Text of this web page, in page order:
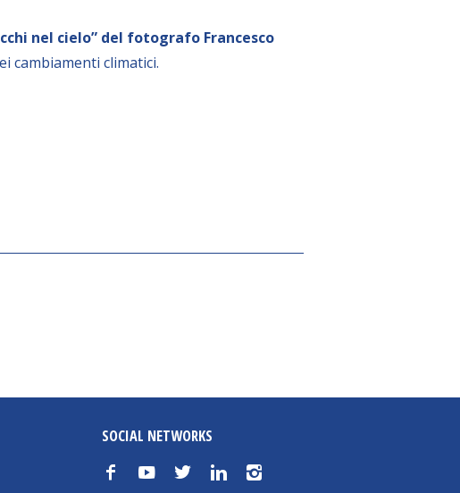
nel cielo” del fotografo Francesco
cambiamenti climatici.
SOCIAL NETWORKS
f y t n i